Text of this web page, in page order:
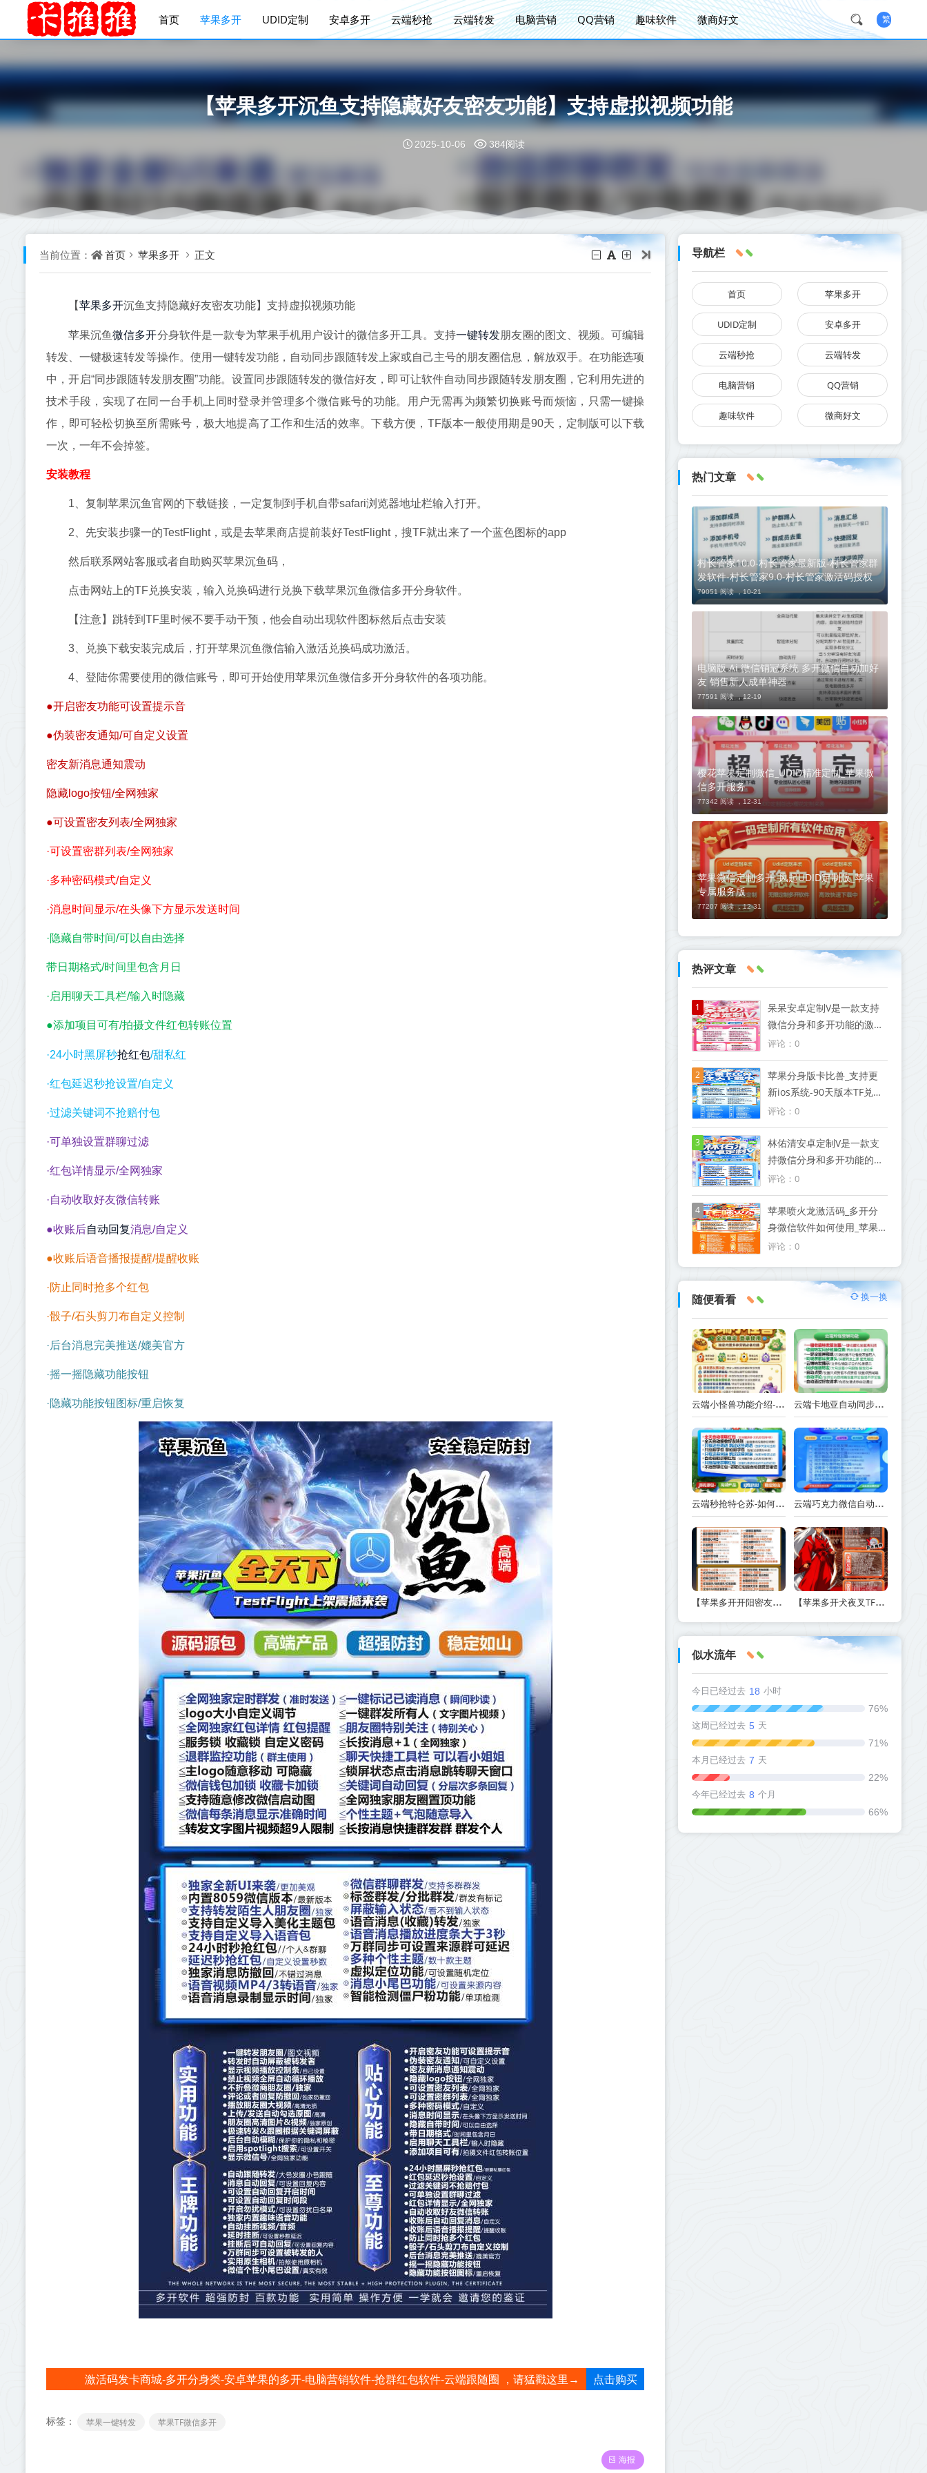
首页 苹果多开 UDID定制 安卓多开 云端秒抢 云端转发 电脑营销 QQ营销 趣味软件 微商好文 繁
【苹果多开沉鱼支持隐藏好友密友功能】支持虚拟视频功能
2025-10-06 384阅读
当前位置： 首页 苹果多开 正文
【苹果多开沉鱼支持隐藏好友密友功能】支持虚拟视频功能
苹果沉鱼微信多开分身软件是一款专为苹果手机用户设计的微信多开工具。支持一键转发朋友圈的图文、视频。可编辑
转发、一键极速转发等操作。使用一键转发功能，自动同步跟随转发上家或自己主号的朋友圈信息，解放双手。在功能选项
中，开启“同步跟随转发朋友圈”功能。设置同步跟随转发的微信好友，即可让软件自动同步跟随转发朋友圈，它利用先进的
技术手段，实现了在同一台手机上同时登录并管理多个微信账号的功能。用户无需再为频繁切换账号而烦恼，只需一键操
作，即可轻松切换至所需账号，极大地提高了工作和生活的效率。下载方便，TF版本一般使用期是90天，定制版可以下载
一次，一年不会掉签。
安装教程
1、复制苹果沉鱼官网的下载链接，一定复制到手机自带safari浏览器地址栏输入打开。
2、先安装步骤一的TestFlight，或是去苹果商店提前装好TestFlight，搜TF就出来了一个蓝色图标的app
然后联系网站客服或者自助购买苹果沉鱼码，
点击网站上的TF兑换安装，输入兑换码进行兑换下载苹果沉鱼微信多开分身软件。
【注意】跳转到TF里时候不要手动干预，他会自动出现软件图标然后点击安装
3、兑换下载安装完成后，打开苹果沉鱼微信输入激活兑换码成功激活。
4、登陆你需要使用的微信账号，即可开始使用苹果沉鱼微信多开分身软件的各项功能。
●开启密友功能可设置提示音
●伪装密友通知/可自定义设置
密友新消息通知震动
隐藏logo按钮/全网独家
●可设置密友列表/全网独家
·可设置密群列表/全网独家
·多种密码模式/自定义
·消息时间显示/在头像下方显示发送时间
·隐藏自带时间/可以自由选择
带日期格式/时间里包含月日
·启用聊天工具栏/输入时隐藏
●添加项目可有/拍摄文件红包转账位置
·24小时黑屏秒抢红包/甜私红
·红包延迟秒抢设置/自定义
·过滤关键词不抢赔付包
·可单独设置群聊过滤
·红包详情显示/全网独家
·自动收取好友微信转账
●收账后自动回复消息/自定义
●收账后语音播报提醒/提醒收账
·防止同时抢多个红包
·骰子/石头剪刀布自定义控制
·后台消息完美推送/媲美官方
·摇一摇隐藏功能按钮
·隐藏功能按钮图标/重启恢复
激活码发卡商城-多开分身类-安卓苹果的多开-电脑营销软件-抢群红包软件-云端跟随圈 ，请猛戳这里→ 点击购买
标签： 苹果一键转发 苹果TF微信多开
海报
导航栏
首页 苹果多开
UDID定制 安卓多开
云端秒抢 云端转发
电脑营销 QQ营销
趣味软件 微商好文
热门文章
村长管家10.0-村长管家最新版-村长管家群
发软件-村长管家9.0-村长管家激活码授权
79051 阅读 ，10-21
电脑版 Ai 微信销冠系统 多开微信自动加好
友 销售新人成单神器
77591 阅读 ，12-19
樱花苹果定制微信_UDID精准定制_苹果微
信多开服务
77342 阅读 ，12-31
苹果微信定制多开_风起UDID定制版_苹果
专属服务版
77207 阅读 ，12-31
热评文章
1
呆呆安卓定制V是一款支持
微信分身和多开功能的激活
码软件
评论：0
2
苹果分身版卡比兽_支持更
新ios系统-90天版本TF兑换
模式微信
评论：0
3
林佑清安卓定制V是一款支
持微信分身和多开功能的激
活码软件
评论：0
4
苹果喷火龙激活码_多开分
身微信软件如何使用_苹果
喷火龙官网
评论：0
随便看看 换一换
云端小怪兽功能介绍-使用注意事项 云端卡地亚自动同步跟随转发朋友圈_卡地亚官方微信一键转发
云端秒抢特仑苏-如何实现抢红包功能-工作原理解析 云端巧克力微信自动抢红包操作流程巧克力激活码续费云端秒抢辅助工具
【苹果多开开阳密友功能-激活码商城版】另外支持虚拟视频功能 【苹果多开犬夜叉TF兑换激活码官网下载方法】如何实现定时群发和万群同步
似水流年
今日已经过去 18 小时
76%
这周已经过去 5 天
71%
本月已经过去 7 天
22%
今年已经过去 8 个月
66%